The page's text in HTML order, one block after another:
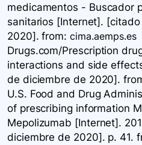
medicamentos - Buscador
sanitarios [Internet].
2020]. from: cima.aemps.es
Drugs.com/Prescription
interactions and side
de diciembre de 2020].
U.S. Food and Drug
of prescribing information
Mepolizumab [Internet].
diciembre de 2020]. p. 41.